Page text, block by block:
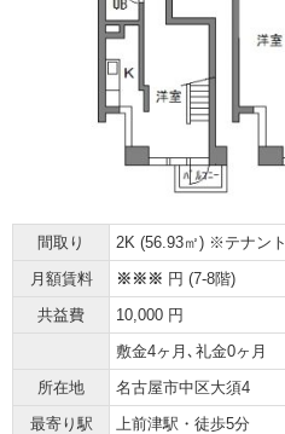
間取り
2K (56.93㎡) ※テナント
月額賃料
※※※ 円 (7-8階)
共益費
10,000 円
敷金4ヶ月､礼金0ヶ月
所在地
名古屋市中区大須4
最寄り駅
上前津駅・徒歩5分